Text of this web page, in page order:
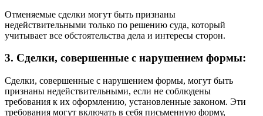
Отменяемые сделки могут быть признаны
недействительными только по решению суда, который
учитывает все обстоятельства дела и интересы сторон.
3. Сделки, совершенные с нарушением формы:
Сделки, совершенные с нарушением формы, могут быть
признаны недействительными, если не соблюдены
требования к их оформлению, установленные законом. Эти
требования могут включать в себя письменную форму,